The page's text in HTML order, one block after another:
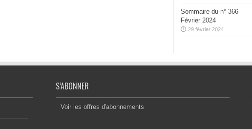
Sommaire du n° 366
Février 2024
29 février 2024
S’ABONNER
Voir les offres d'abonnements